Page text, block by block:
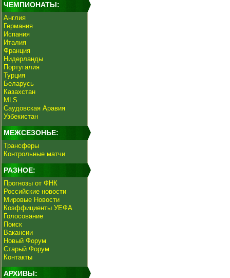
ЧЕМПИОНАТЫ:
Англия
Германия
Испания
Италия
Франция
Нидерланды
Португалия
Турция
Беларусь
Казахстан
MLS
Саудовская Аравия
Узбекистан
МЕЖСЕЗОНЬЕ:
Трансферы
Контрольные матчи
РАЗНОЕ:
Прогнозы от ФНК
Российские новости
Мировые Новости
Коэффициенты УЕФА
Голосование
Поиск
Вакансии
Новый Форум
Старый Форум
Контакты
АРХИВЫ: